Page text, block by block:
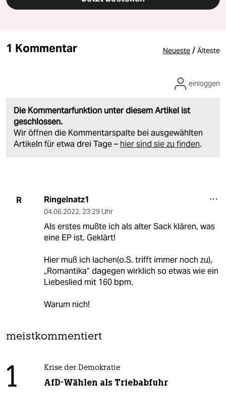
1 Kommentar Neueste / Älteste
Die Kommentarfunktion unter diesem Artikel ist
geschlossen.
Wir öffnen die Kommentarspalte bei ausgewählten
Artikeln für etwa drei Tage – hier sind sie zu finden.
einloggen
R Ringelnatz1
04.06.2022, 23:29 Uhr
Als erstes mußte ich als alter Sack klären, was
eine EP ist. Geklärt!
Hier muß ich lachen(o.S. trifft immer noch zu),
„Romantika“ dagegen wirklich so etwas wie ein
Liebeslied mit 160 bpm.
Warum nich!
meistkommentiert
1 Krise der Demokratie
AfD-Wählen als Triebabfuhr